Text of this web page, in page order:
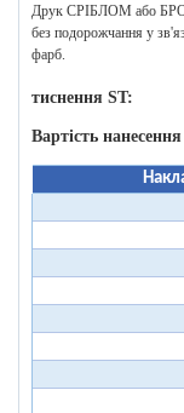
Друк СРІБЛОМ або
без подорожчання у
фарб.
тиснення ST:
Вартість